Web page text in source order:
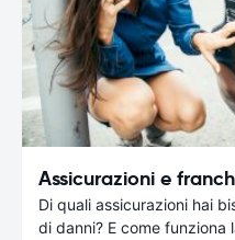
Assicurazioni e
Di quali assicurazioni hai
di danni? E come